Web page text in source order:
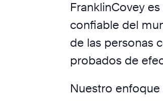
FranklinCovey
confiable del
de las personas
probados de
Nuestro